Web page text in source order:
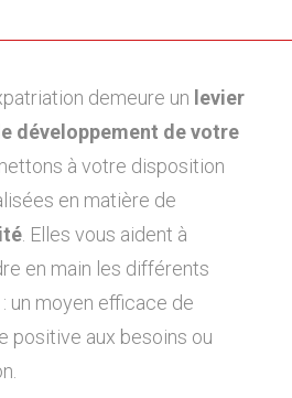
demeure un levier
développement de votre
à votre disposition
en matière de
. Elles vous aident à
en main les différents
un moyen efficace de
positive aux besoins ou